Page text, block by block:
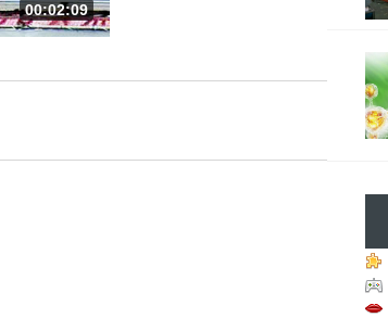
00:02:09